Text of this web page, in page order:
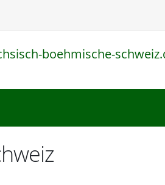
boehmische-